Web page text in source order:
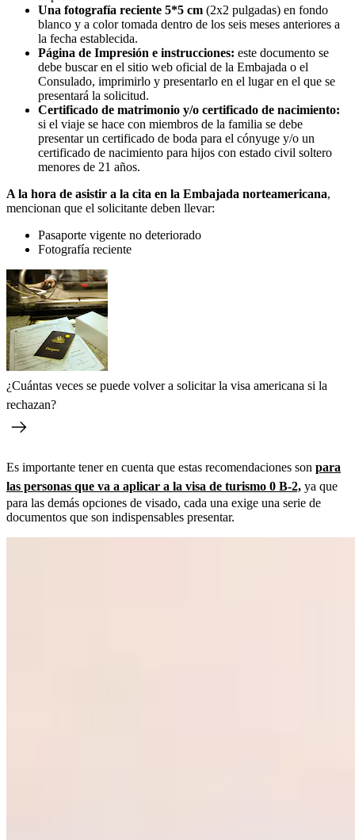
Una fotografía reciente 5*5 cm (2x2 pulgadas) en fondo
blanco y a color tomada dentro de los seis meses anteriores a
la fecha establecida.
Página de Impresión e instrucciones: este documento se
debe buscar en el sitio web oficial de la Embajada o el
Consulado, imprimirlo y presentarlo en el lugar en el que se
presentará la solicitud.
Certificado de matrimonio y/o certificado de nacimiento:
si el viaje se hace con miembros de la familia se debe
presentar un certificado de boda para el cónyuge y/o un
certificado de nacimiento para hijos con estado civil soltero
menores de 21 años.
A la hora de asistir a la cita en la Embajada norteamericana,
mencionan que el solicitante deben llevar:
Pasaporte vigente no deteriorado
Fotografía reciente
¿Cuántas veces se puede volver a solicitar la visa americana si la
rechazan?
Es importante tener en cuenta que estas recomendaciones son para
las personas que va a aplicar a la visa de turismo 0 B-2, ya que
para las demás opciones de visado, cada una exige una serie de
documentos que son indispensables presentar.